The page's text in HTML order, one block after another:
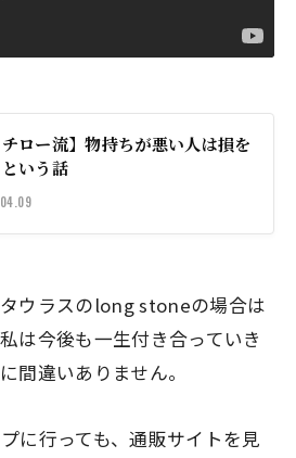
チロー流】物持ちが悪い人は損を
いう話
ウラスのlong stoneの場合は
私は今後も一生付き合っていき
に間違いありません。
に行っても、通販サイトを見